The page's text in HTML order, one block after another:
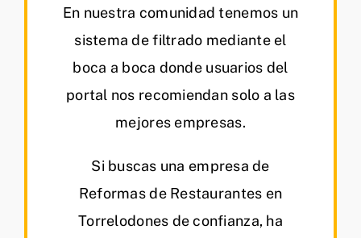
En nuestra comunidad tenemos un
sistema de filtrado mediante el
boca a boca donde usuarios del
portal nos recomiendan solo a las
mejores empresas.
Si buscas una empresa de
Reformas de Restaurantes en
Torrelodones de confianza, ha